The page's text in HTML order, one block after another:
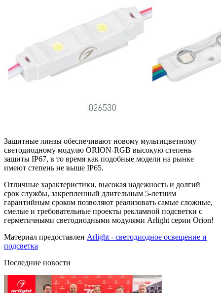
Защитные линзы обеспечивают новому мультицветному
светодиодному модулю ORION-RGB высокую степень
защиты IP67, в то время как подобные модели на рынке
имеют степень не выше IP65.
Отличные характеристики, высокая надежность и долгий
срок службы, закрепленный длительным 5-летним
гарантийным сроком позволяют реализовать самые сложные,
смелые и требовательные проекты рекламной подсветки с
герметичными светодиодными модулями Arlight серии Orion!
Материал предоставлен Arlight - светодиодное освещение и
подсветка
Последние новости